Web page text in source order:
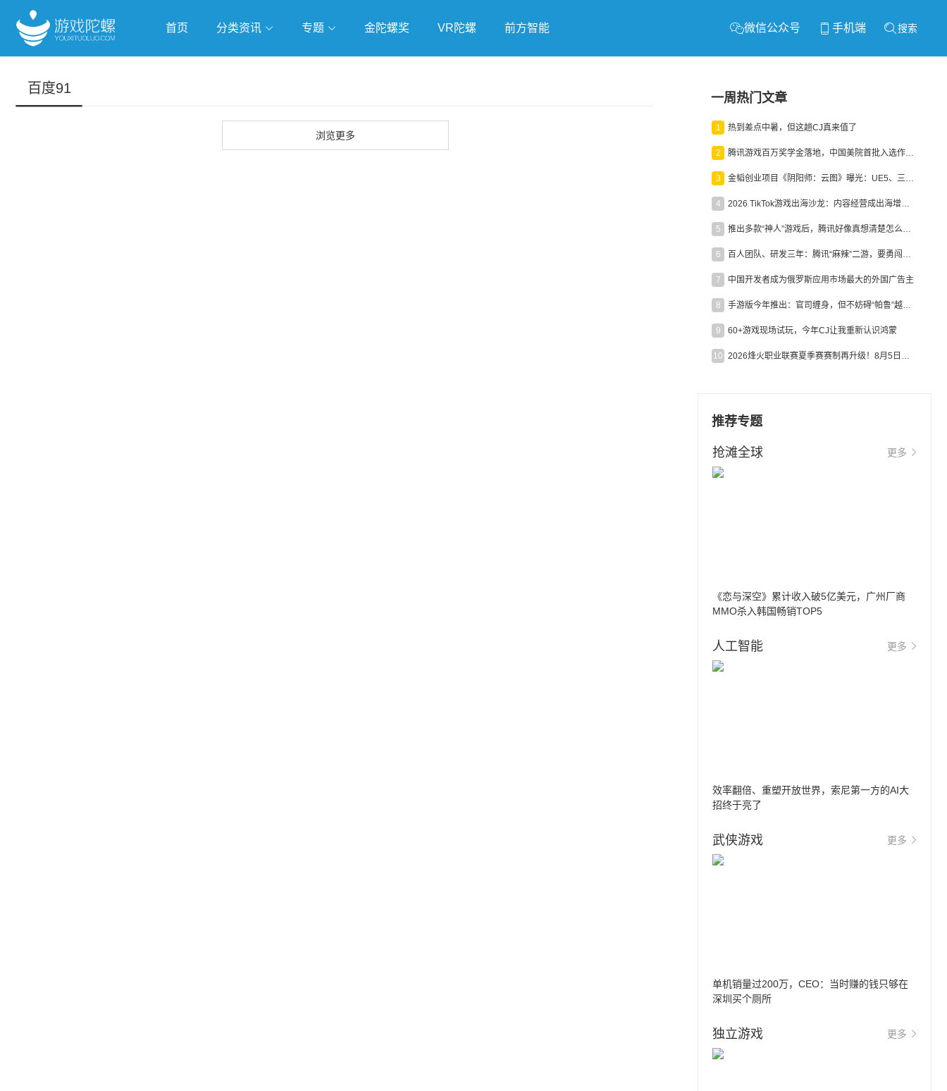
首页 分类资讯 专题 金陀螺奖 VR陀螺 前方智能 微信公众号 手机端 搜索
百度91
浏览更多
一周热门文章
1 热到差点中暑，但这趟CJ真来值了
2 腾讯游戏百万奖学金落地，中国美院首批入选作品获业内关注
3 金韬创业项目《阴阳师：云图》曝光：UE5、三端互通、ARPG
4 2026 TikTok游戏出海沙龙：内容经营成出海增长新引擎
5 推出多款“神人”游戏后，腾讯好像真想清楚怎么做二次元了
6 百人团队、研发三年：腾讯“麻辣”二游，要勇闯男性恋爱市场
7 中国开发者成为俄罗斯应用市场最大的外国广告主
8 手游版今年推出：官司缠身，但不妨碍“帕鲁”越来越火
9 60+游戏现场试玩，今年CJ让我重新认识鸿蒙
10 2026烽火职业联赛夏季赛赛制再升级！8月5日起24支战队集结开战！
推荐专题
抢滩全球 更多
《恋与深空》累计收入破5亿美元，广州厂商
MMO杀入韩国畅销TOP5
人工智能 更多
效率翻倍、重塑开放世界，索尼第一方的AI大
招终于亮了
武侠游戏 更多
单机销量过200万，CEO：当时赚的钱只够在
深圳买个厕所
独立游戏 更多